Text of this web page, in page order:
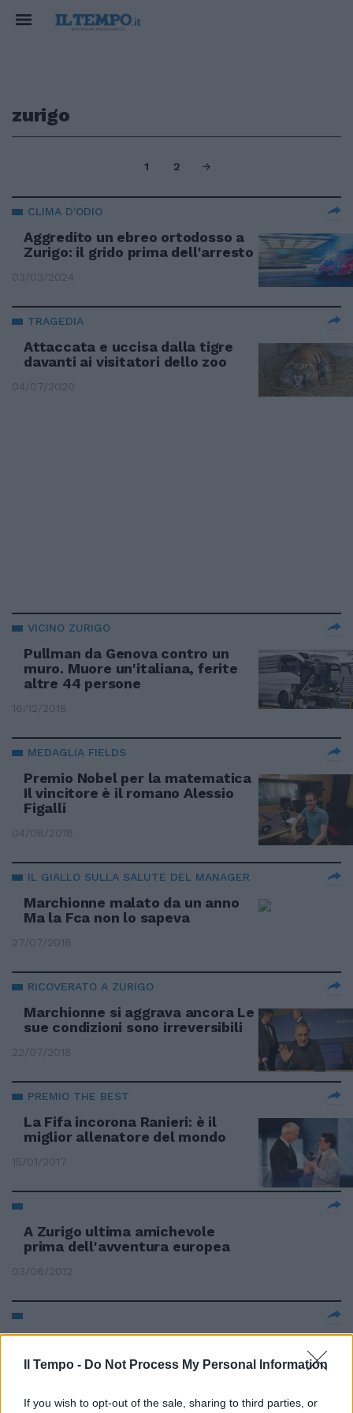
Il Tempo - Do Not Process My Personal Information
If you wish to opt-out of the sale, sharing to third parties, or
zurigo
1 2
CLIMA D'ODIO
Aggredito un ebreo ortodosso a
Zurigo: il grido prima dell'arresto
03/03/2024
TRAGEDIA
Attaccata e uccisa dalla tigre
davanti ai visitatori dello zoo
04/07/2020
VICINO ZURIGO
Pullman da Genova contro un
muro. Muore un'italiana, ferite
altre 44 persone
16/12/2018
MEDAGLIA FIELDS
Premio Nobel per la matematica
Il vincitore è il romano Alessio
Figalli
04/08/2018
IL GIALLO SULLA SALUTE DEL MANAGER
Marchionne malato da un anno
Ma la Fca non lo sapeva
27/07/2018
RICOVERATO A ZURIGO
Marchionne si aggrava ancora Le
sue condizioni sono irreversibili
22/07/2018
PREMIO THE BEST
La Fifa incorona Ranieri: è il
miglior allenatore del mondo
15/01/2017
A Zurigo ultima amichevole
prima dell'avventura europea
03/06/2012
«Non sprecheremo il regalo
dello Zurigo.